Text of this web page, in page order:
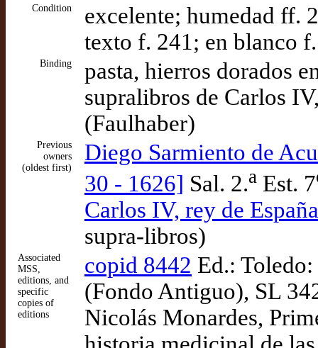
Condition
excelente; humedad ff.
texto f. 241; en blanco
Binding
pasta, hierros dorados
supralibros de Carlos
(Faulhaber)
Previous
owners
(oldest first)
Diego Sarmiento de
30 - 1626] Sal. 2.a Est. 7
Carlos IV, rey de
supra-libros)
Associated
MSS,
editions, and
specific
copies of
editions
copid 8442 Ed.:
(Fondo Antiguo), SL
Nicolás Monardes,